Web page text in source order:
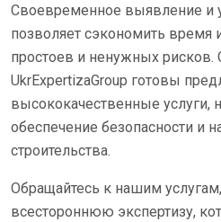
Своевременное выявление и
позволяет сэкономить время
простоев и ненужных
UkrExpertizaGroup готовы
высококачественные услуги,
обеспечение безопасности и
строительства.
Обращайтесь к нашим
всестороннюю экспертизу,